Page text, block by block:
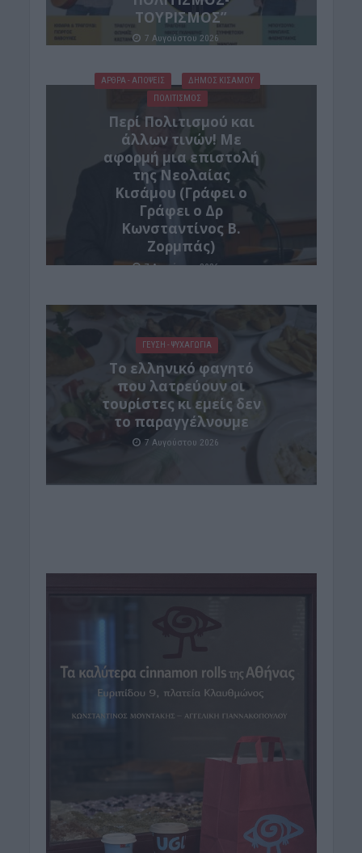
ΤΟΥΡΙΣΜΟΣ”
7 Αυγούστου 2026
ΑΡΘΡΑ - ΑΠΟΨΕΙΣ
ΔΉΜΟΣ ΚΙΣΆΜΟΥ
ΠΟΛΙΤΙΣΜΟΣ
Περί Πολιτισμού και
άλλων τινών! Mε
αφορμή μια επιστολή
της Νεολαίας
Κισάμου (Γράφει ο
Γράφει ο Δρ
Κωνσταντίνος Β.
Ζορμπάς)
7 Αυγούστου 2026
ΓΕΎΣΗ - ΨΥΧΑΓΩΓΊΑ
Το ελληνικό φαγητό
που λατρεύουν οι
τουρίστες κι εμείς δεν
το παραγγέλνουμε
7 Αυγούστου 2026